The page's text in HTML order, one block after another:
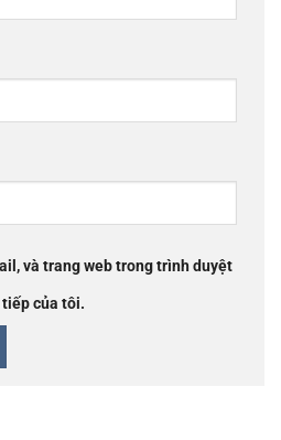
và trang web trong trình duyệt
của tôi.